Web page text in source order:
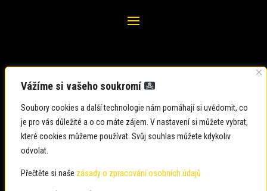
Vážíme si vašeho soukromí
Soubory cookies a další technologie nám pomáhají si uvědomit, co
je pro vás důležité a o co máte zájem. V nastavení si můžete vybrat,
které cookies můžeme používat. Svůj souhlas můžete kdykoliv
odvolat.
Přečtěte si naše zásady o zpracování osobních údajů
Zadavatel: Česká pirátská strana